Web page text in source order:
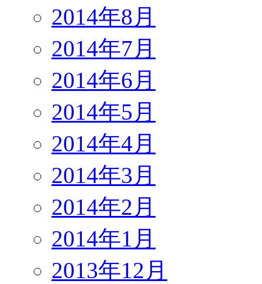
2014年8月
2014年7月
2014年6月
2014年5月
2014年4月
2014年3月
2014年2月
2014年1月
2013年12月